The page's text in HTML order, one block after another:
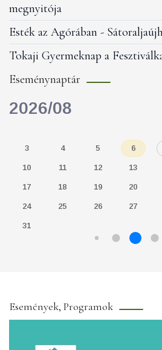
2026. júl. 15.
megnyitója
Esték az Agórában -
Tokaji Gyermeknap a
Eseménynaptár
2026/08
3 4 5 6
10 11 12 13
17 18 19 20
24 25 26 27
31
Események, Programok